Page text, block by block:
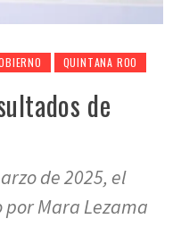
QUINTANA ROO
de
de 2025, el
Mara Lezama